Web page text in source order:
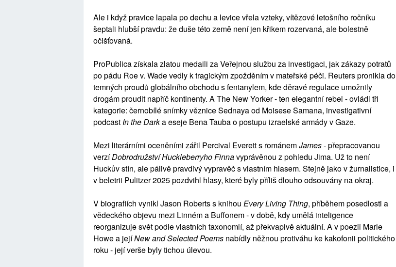
Ale i když pravice lapala po dechu a levice vřela vzteky, vítězové letošního ročníku
šeptali hlubší pravdu: že duše této země není jen křikem rozervaná, ale bolestně
očišťovaná.
ProPublica získala zlatou medaili za Veřejnou službu za investigaci, jak zákazy potratů
po pádu Roe v. Wade vedly k tragickým zpožděním v mateřské péči. Reuters pronikla do
temných proudů globálního obchodu s fentanylem, kde děravé regulace umožnily
drogám proudit napříč kontinenty. A The New Yorker - ten elegantní rebel - ovládl tři
kategorie: černobílé snímky věznice Sednaya od Moisese Samana, investigativní
podcastIn the Darka eseje Bena Tauba o postupu izraelské armády v Gaze.
Mezi literárními oceněními zářil Percival Everett s románemJames- přepracovanou
verzíDobrodružství Huckleberryho Finnavyprávěnou z pohledu Jima. Už to není
Huckův stín, ale pálivě pravdivý vypravěč s vlastním hlasem. Stejně jako v žurnalistice, i
v beletrii Pulitzer 2025 pozdvihl hlasy, které byly příliš dlouho odsouvány na okraj.
V biografiích vynikl Jason Roberts s knihou Every Living Thing, příběhem posedlosti a
vědeckého objevu mezi Linném a Buffonem - v době, kdy umělá inteligence
reorganizuje svět podle vlastních taxonomií, až překvapivě aktuální. A v poezii Marie
Howe a jejíNew and Selected Poems nabídly něžnou protiváhu ke kakofonii politického
roku - její verše byly tichou úlevou.